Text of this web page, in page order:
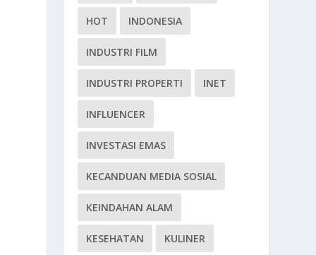
HOT INDONESIA
INDUSTRI FILM
INDUSTRI PROPERTI INET
INFLUENCER
INVESTASI EMAS
KECANDUAN MEDIA SOSIAL
KEINDAHAN ALAM
KESEHATAN KULINER